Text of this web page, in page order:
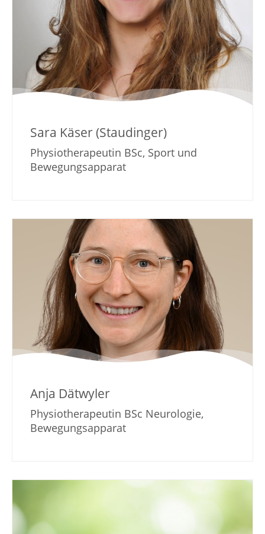
Sara Käser (Staudinger)
Physiotherapeutin BSc, Sport und
Bewegungsapparat
Anja Dätwyler
Physiotherapeutin BSc Neurologie,
Bewegungsapparat